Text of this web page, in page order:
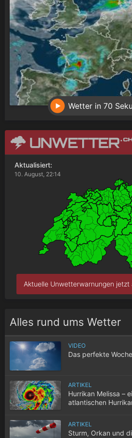
Wetter in 70
Aktualisiert:
10. August, 22:14
Aktuelle Unwetterwarnungen jetzt
Alles rund ums Wetter
VIDEO
Das perfekte
ARTIKEL
Hurrikan Melissa –
atlantischen
ARTIKEL
Sturm, Orkan und